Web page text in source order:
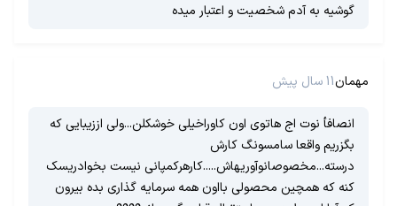
گوشیه به آدم شخصیت و اعتبار میده
مهمان11 سال پیش
انصافأ نوت اج هاتوی اون کاوراخیلی خوشکلن...ولی اززیبایی که
بگزریم واقعا سامسونگ کارش
درسته...مخصوصانوآوریهاش.....کارهرکمپانی نیست بخوادریسک
کنه که همچین محصولی بااون همه سرمایه گذاری بده بیرون